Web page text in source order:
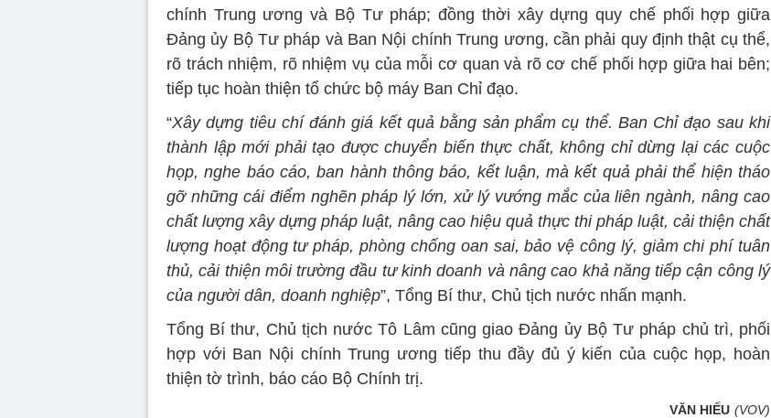
chính Trung ương và Bộ Tư pháp; đồng thời xây dựng quy chế phối hợp giữa
Đảng ủy Bộ Tư pháp và Ban Nội chính Trung ương, cần phải quy định thật cụ thể,
rõ trách nhiệm, rõ nhiệm vụ của mỗi cơ quan và rõ cơ chế phối hợp giữa hai bên;
tiếp tục hoàn thiện tổ chức bộ máy Ban Chỉ đạo.
“Xây dựng tiêu chí đánh giá kết quả bằng sản phẩm cụ thể. Ban Chỉ đạo sau khi
thành lập mới phải tạo được chuyển biến thực chất, không chỉ dừng lại các cuộc
họp, nghe báo cáo, ban hành thông báo, kết luận, mà kết quả phải thể hiện tháo
gỡ những cái điểm nghẽn pháp lý lớn, xử lý vướng mắc của liên ngành, nâng cao
chất lượng xây dựng pháp luật, nâng cao hiệu quả thực thi pháp luật, cải thiện chất
lượng hoạt động tư pháp, phòng chống oan sai, bảo vệ công lý, giảm chi phí tuân
thủ, cải thiện môi trường đầu tư kinh doanh và nâng cao khả năng tiếp cận công lý
của người dân, doanh nghiệp”, Tổng Bí thư, Chủ tịch nước nhấn mạnh.
Tổng Bí thư, Chủ tịch nước Tô Lâm cũng giao Đảng ủy Bộ Tư pháp chủ trì, phối
hợp với Ban Nội chính Trung ương tiếp thu đầy đủ ý kiến của cuộc họp, hoàn
thiện tờ trình, báo cáo Bộ Chính trị.
VĂN HIẾU (VOV)